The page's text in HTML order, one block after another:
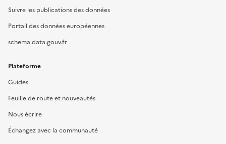
Suivre les publications des données
Portail des données européennes
schema.data.gouv.fr
Plateforme
Guides
Feuille de route et nouveautés
Nous écrire
Échangez avec la communauté